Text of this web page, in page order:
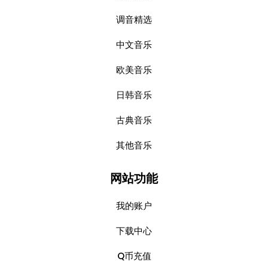
调音精选
中文音乐
欧美音乐
日韩音乐
古典音乐
其他音乐
网站功能
我的账户
下载中心
Q币充值